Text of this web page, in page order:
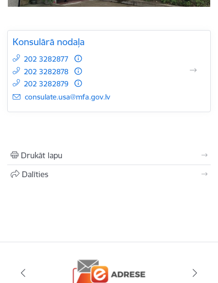
Konsulārā nodaļa
202 3282877
202 3282878
202 3282879
E-pasts:
consulate.usa@mfa.gov.lv
Drukāt lapu
Dalīties